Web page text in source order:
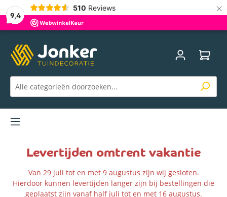
9,4
510 Reviews ×
Levertijden omtrent vakantie
Van 29 juli tot en met 9 augustus zijn wij gesloten.
Hierdoor kunnen levertijden langer zijn bij bestellingen die
geplaatst zijn vanaf half juli tot en met 16 augustus.